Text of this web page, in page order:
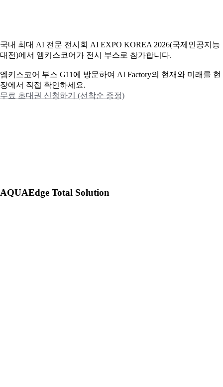
국내 최대 AI 전문 전시회 AI EXPO KOREA 2026(국제인공지능
대전)에서 엠키스코어가 전시 부스로 참가합니다.
엠키스코어 부스 G11에 방문하여 AI Factory의 현재와 미래를 현
장에서 직접 확인하세요.
무료 초대권 신청하기 (선착순 증정)
AQUAEdge Total Solution